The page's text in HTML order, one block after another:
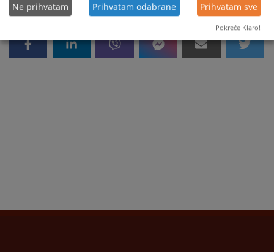
Ne prihvatam Prihvatam odabrane Prihvatam sve
Pokreće Klaro!